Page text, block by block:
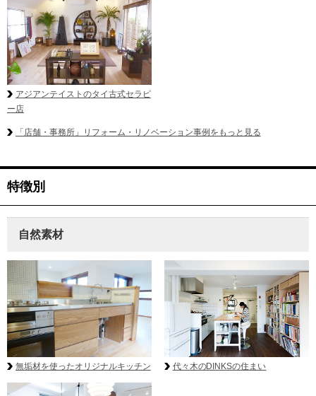
アジアンテイストのタイ古式セラピ
ー店
「店舗・事務所」リフォーム・リノベーション事例をもっと見る
特徴別
自然素材
無垢材を使ったオリジナルキッチン 代々木のDINKSの住まい